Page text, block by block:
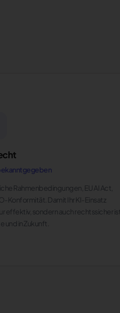
Rahmenbedingungen, EU AI Act,
Konformität. Damit Ihr KI-Einsatz
effektiv, sondern auch rechtssicher ist
und in Zukunft.